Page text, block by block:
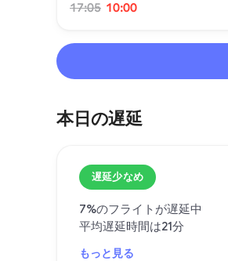
17:05 10:00
本日の遅延
遅延少なめ
7%のフライトが遅延中
平均遅延時間は21分
もっと見る